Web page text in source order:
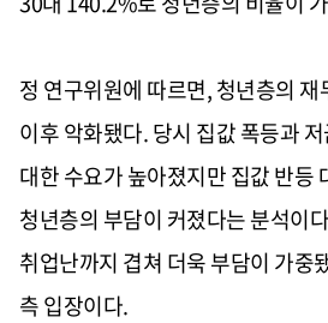
정 연구위원에 따르면, 청년층의
이후 악화됐다. 당시 집값 폭등과
대한 수요가 높아졌지만 집값 반등
청년층의 부담이 커졌다는 분석이
취업난까지 겹쳐 더욱 부담이 가중
측 입장이다.